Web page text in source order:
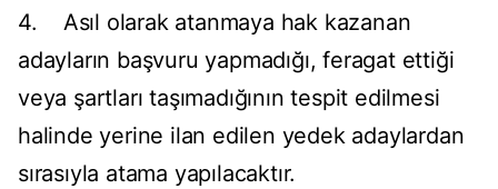
4. Asıl olarak atanmaya hak kazanan
adayların başvuru yapmadığı, feragat ettiği
veya şartları taşımadığının tespit edilmesi
halinde yerine ilan edilen yedek adaylardan
sırasıyla atama yapılacaktır.